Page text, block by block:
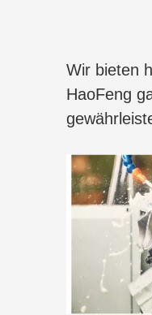
Wir bieten
HaoFeng